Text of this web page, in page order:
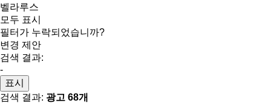
벨라루스
모두 표시
필터가 누락되었습니까?
변경 제안
검색 결과:
-
표시
검색 결과: 광고 68개